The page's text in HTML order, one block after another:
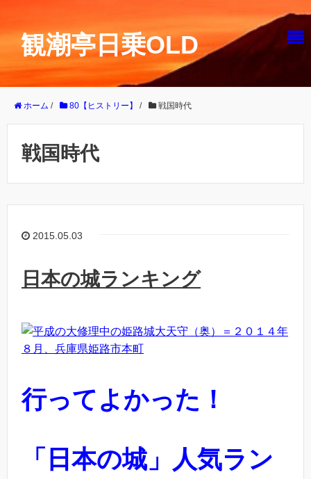
観潮亭日乗OLD
ホーム / 80【ヒストリー】 / 戦国時代
戦国時代
2015.05.03
日本の城ランキング
行ってよかった！
「日本の城」人気ラン